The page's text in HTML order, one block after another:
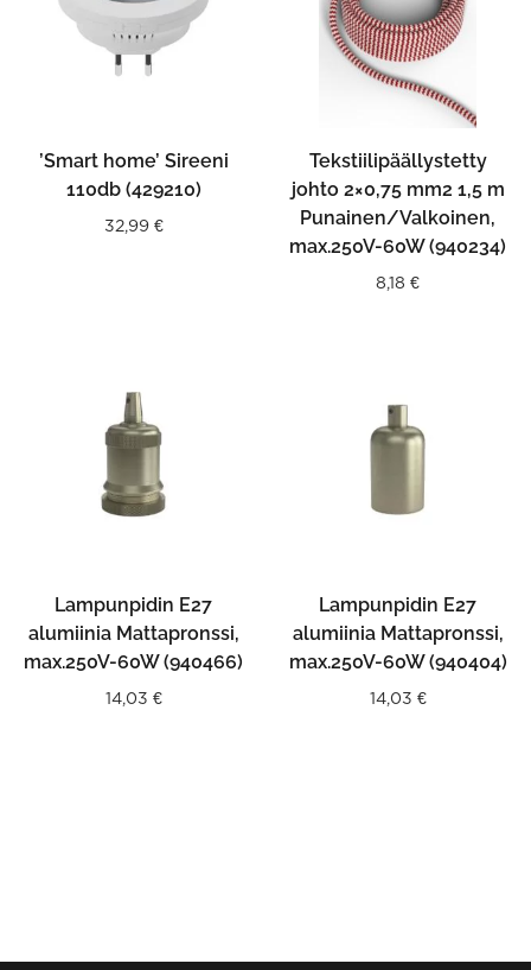
’Smart home’ Sireeni
110db (429210)
32,99 €
Tekstiilipäällystetty
johto 2×0,75 mm2 1,5 m
Punainen/Valkoinen,
max.250V-60W (940234)
8,18 €
Lampunpidin E27
alumiinia Mattapronssi,
max.250V-60W (940466)
14,03 €
Lampunpidin E27
alumiinia Mattapronssi,
max.250V-60W (940404)
14,03 €